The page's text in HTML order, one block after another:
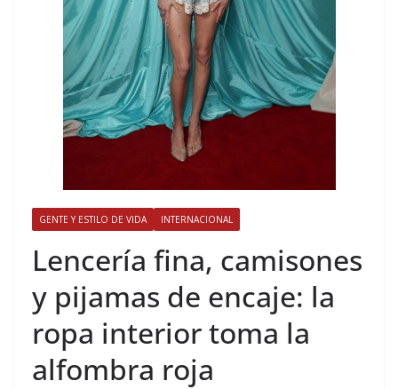
GENTE Y ESTILO DE VIDA INTERNACIONAL
​Lencería fina, camisones
y pijamas de encaje: la
ropa interior toma la
alfombra roja